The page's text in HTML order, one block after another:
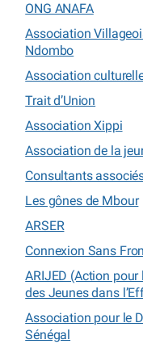
ONG ANAFA
Association
Ndombo
Association
Trait d’Union
Association Xippi
Association de la
Consultants
Les gônes de Mbour
ARSER
Connexion Sans
ARIJED (Action pour
des Jeunes dans
Association pour le
Sénégal